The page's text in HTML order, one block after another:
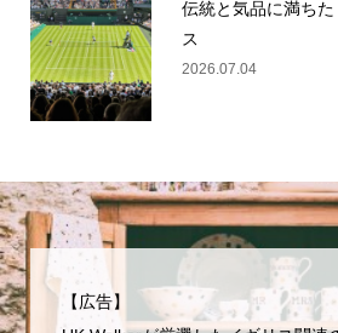
伝統と気品に満ち
ス
2026.07.04
【広告】